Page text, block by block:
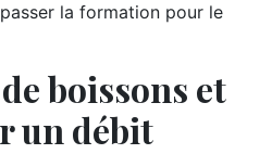
la formation pour le
boissons et
un débit